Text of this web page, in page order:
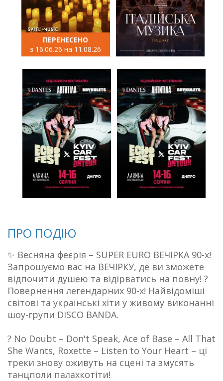
ПЕРЕНЕСЕНО
з 16.06.26 на 11.08.26
ПРО ПОДІЮ
✨ Весняна феєрія – SUPER EURO ВЕЧІРКА 90-х!
Запрошуємо вас на ВЕЧІРКУ, де ви зможете
відпочити душею та відірватись на повну! ?
Повернення легендарних 90-х! Найвідоміші
світові та українські хіти у живому виконанні
шоу-групи DISCO BANDA.
? No Doubt – Don't Speak, Ace of Base – All That
She Wants, Roxette – Listen to Your Heart – ці
треки знову оживуть на сцені та змусять
танцполи палахкотіти!